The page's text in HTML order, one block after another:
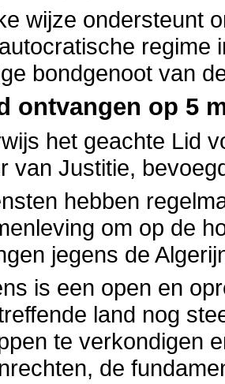
wijze ondersteunt
regime
bondgenoot van
ontvangen op 5
het geachte Lid
van Justitie,
hebben
om op de
jegens de
is een open en
land nog
te verkondigen
de